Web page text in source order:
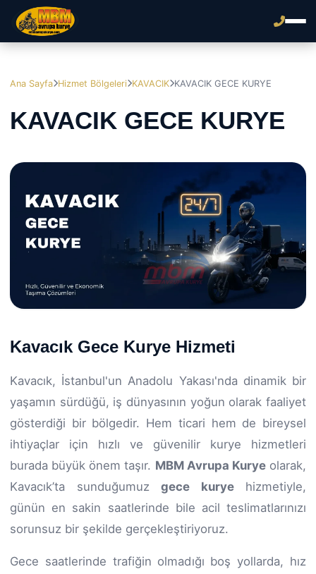
Ana Sayfa Hizmet Bölgeleri KAVACIK KAVACIK GECE KURYE
KAVACIK GECE KURYE
Kavacık Gece Kurye Hizmeti
Kavacık, İstanbul'un Anadolu Yakası'nda dinamik bir
yaşamın sürdüğü, iş dünyasının yoğun olarak faaliyet
gösterdiği bir bölgedir. Hem ticari hem de bireysel
ihtiyaçlar için hızlı ve güvenilir kurye hizmetleri
burada büyük önem taşır. MBM Avrupa Kuryeolarak,
Kavacık’ta sunduğumuz gece kuryehizmetiyle,
günün en sakin saatlerinde bile acil teslimatlarınızı
sorunsuz bir şekilde gerçekleştiriyoruz.
Gece saatlerinde trafiğin olmadığı boş yollarda, hız